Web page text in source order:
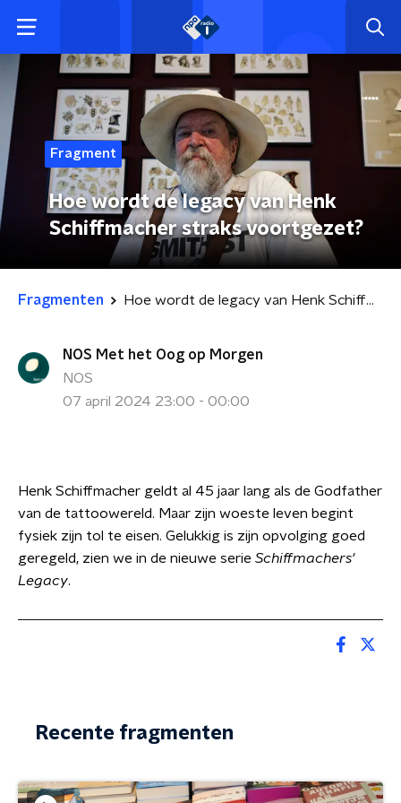
Fragment
Hoe wordt de legacy van Henk
Schiffmacher straks voortgezet?
Fragmenten Hoe wordt de legacy van Henk Schiffmacher straks voortgezet?
NOS Met het Oog op Morgen
NOS
07 april 2024 23:00 - 00:00
Henk Schiffmacher geldt al 45 jaar lang als de Godfather
van de tattoowereld. Maar zijn woeste leven begint
fysiek zijn tol te eisen. Gelukkig is zijn opvolging goed
geregeld, zien we in de nieuwe serie Schiffmachers'
Legacy.
Recente fragmenten